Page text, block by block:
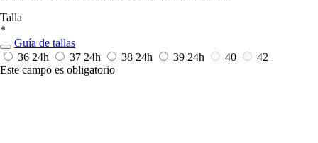
Talla
*
Guía de tallas
36 24h 37 24h 38 24h 39 24h 40
42
Este campo es obligatorio